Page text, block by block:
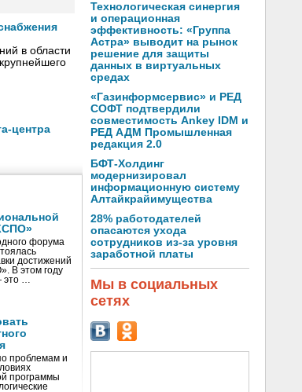
в области
центра
форума
достижений
В этом году
…
проблемам и
программы
Технологическая синергия
и операционная
эффективность: «Группа
Астра» выводит на рынок
решение для защиты
данных в виртуальных
средах
«Газинформсервис» и РЕД
СОФТ подтвердили
совместимость Ankey IDM и
РЕД АДМ Промышленная
редакция 2.0
БФТ-Холдинг
модернизировал
информационную систему
Алтайкрайимущества
28% работодателей
опасаются ухода
сотрудников из-за уровня
заработной платы
Мы в социальных
сетях